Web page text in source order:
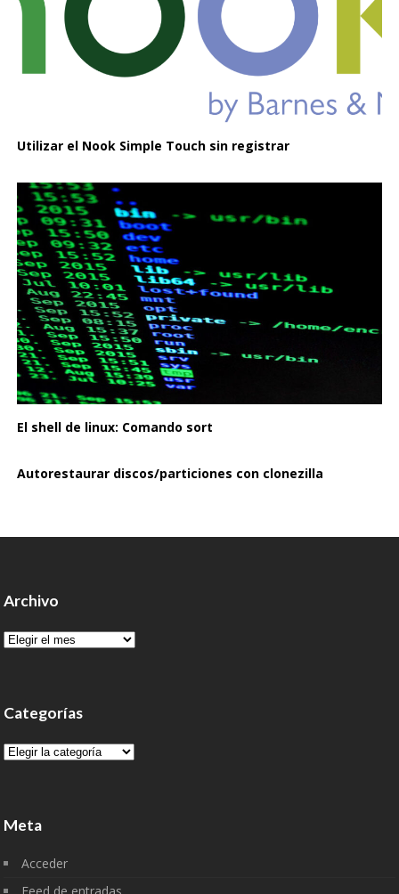
Utilizar el Nook Simple Touch sin registrar
El shell de linux: Comando sort
Autorestaurar discos/particiones con clonezilla
Archivo
Archivo
Categorías
Categorías
Meta
Acceder